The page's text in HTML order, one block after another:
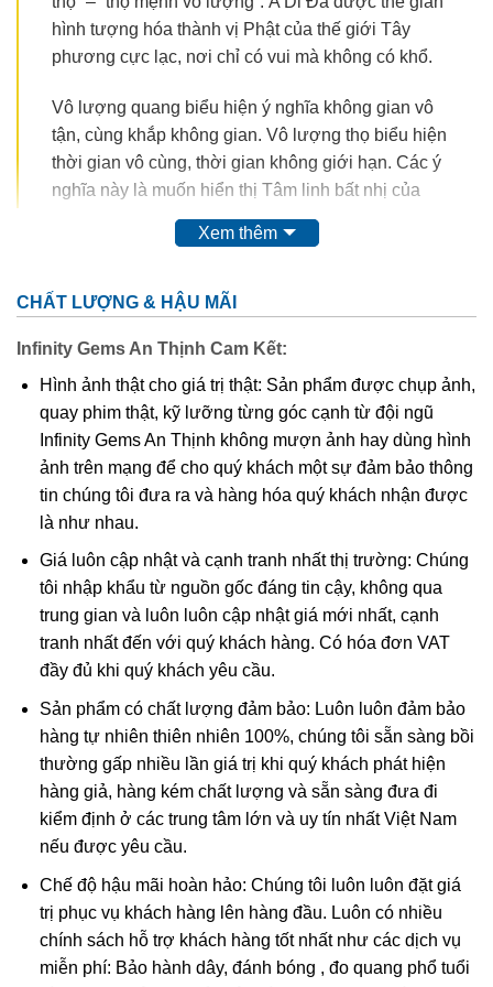
hình tượng hóa thành vị Phật của thế giới Tây
phương cực lạc, nơi chỉ có vui mà không có khổ.
Vô lượng quang biểu hiện ý nghĩa không gian vô
tận, cùng khắp không gian. Vô lượng thọ biểu hiện
thời gian vô cùng, thời gian không giới hạn. Các ý
nghĩa này là muốn hiển thị Tâm linh bất nhị của
Đạo Phật. Bất nhị cũng không phải là một, mà là
không có số lượng. Cùng khắp không gian, cùng
nghĩa thực sự của danh xưng A-Di Đà tức là vô
cùng khắp thời gian, không có số lượng cũng có
nghĩa là không có không gian, không có thời gian,
không có số lượng, đó là vì Tâm như hư không vô
sở hữu hay Phật tánh bất nhị, bất biến, bất sinh bất
diệt, cũng có nghĩa là Niết Bàn (Nirvana).
A Di Đà được thế gian hình tượng hóa thành vị Phật của thế giới
Tây phương cực lạc, nơi chỉ có vui mà không có khổ
Xem thêm
CHẤT LƯỢNG & HẬU MÃI
Infinity Gems An Thịnh Cam Kết:
Hình ảnh thật cho giá trị thật: Sản phẩm được chụp ảnh,
quay phim thật, kỹ lưỡng từng góc cạnh từ đội ngũ
Infinity Gems An Thịnh không mượn ảnh hay dùng hình
ảnh trên mạng để cho quý khách một sự đảm bảo thông
tin chúng tôi đưa ra và hàng hóa quý khách nhận được
là như nhau.
Giá luôn cập nhật và cạnh tranh nhất thị trường: Chúng
tôi nhập khẩu từ nguồn gốc đáng tin cậy, không qua
trung gian và luôn luôn cập nhật giá mới nhất, cạnh
tranh nhất đến với quý khách hàng. Có hóa đơn VAT
đầy đủ khi quý khách yêu cầu.
Sản phẩm có chất lượng đảm bảo: Luôn luôn đảm bảo
hàng tự nhiên thiên nhiên 100%, chúng tôi sẵn sàng bồi
thường gấp nhiều lần giá trị khi quý khách phát hiện
hàng giả, hàng kém chất lượng và sẵn sàng đưa đi
kiểm định ở các trung tâm lớn và uy tín nhất Việt Nam
nếu được yêu cầu.
Chế độ hậu mãi hoàn hảo: Chúng tôi luôn luôn đặt giá
trị phục vụ khách hàng lên hàng đầu. Luôn có nhiều
chính sách hỗ trợ khách hàng tốt nhất như các dịch vụ
miễn phí: Bảo hành dây, đánh bóng , đo quang phổ tuổi